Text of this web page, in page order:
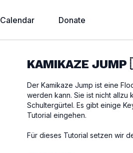
Calendar Donate
KAMIKAZE
Der Kamikaze Jump ist eine
werden kann. Sie ist nicht
Schultergürtel. Es gibt einige
Tutorial eingehen.
Für dieses Tutorial setzen wir